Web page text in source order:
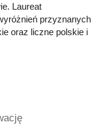
Laureat
przyznanych
oraz liczne polskie i